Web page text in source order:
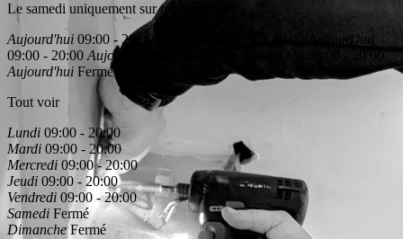
Le samedi uniquement sur rendez-vous.
Aujourd'hui 09:00 - 20:00
Aujourd'hui
09:00 - 20:00 Aujourd'hui
09:00 - 20:00
Aujourd'hui Fermé
Tout voir
Lundi 09:00 - 20:00
Mardi 09:00 - 20:00
Mercredi 09:00 - 20:00
Jeudi 09:00 - 20:00
Vendredi 09:00 - 20:00
Samedi Fermé
Dimanche Fermé